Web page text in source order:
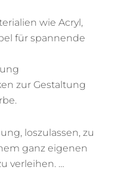
wie Acryl,
für spannende
zur Gestaltung
loszulassen, zu
ganz eigenen
verleihen. …